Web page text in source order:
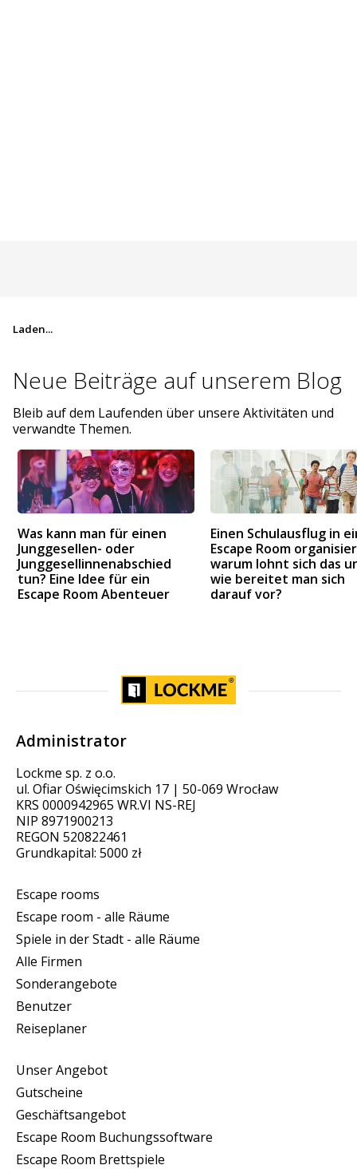
Laden...
Neue Beiträge aufunserem Blog
Bleib auf dem Laufenden über unsere Aktivitäten und
verwandte Themen.
Was kann man für einen
Junggesellen- oder
Junggesellinnenabschied
tun? Eine Idee für ein
Escape Room Abenteuer
Einen Schulausflug in
Escape Room
warum lohnt sich das
wie bereitet man sich
darauf vor?
Administrator
Lockme sp. z o.o.
ul. Ofiar Oświęcimskich 17 | 50-069 Wrocław
KRS 0000942965 WR.VI NS-REJ
NIP 8971900213
REGON 520822461
Grundkapital: 5000 zł
Escape rooms
Escape room - alle Räume
Spiele in der Stadt - alle Räume
Alle Firmen
Sonderangebote
Benutzer
Reiseplaner
Unser Angebot
Gutscheine
Geschäftsangebot
Escape Room Buchungssoftware
Escape Room Brettspiele